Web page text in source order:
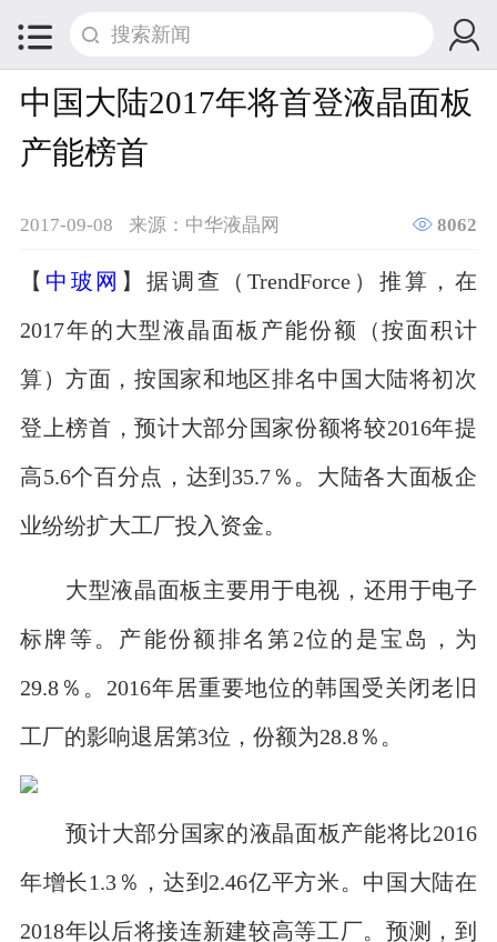
 
中国大陆2017年将首登液晶面板
产能榜首
2017-09-08 来源：中华液晶网  8062
【 中玻网 】据调查（TrendForce）推算，在
2017年的大型液晶面板产能份额（按面积计
算）方面，按国家和地区排名中国大陆将初次
登上榜首，预计大部分国家份额将较2016年提
高5.6个百分点，达到35.7％。大陆各大面板企
业纷纷扩大工厂投入资金。
大型液晶面板主要用于电视，还用于电子
标牌等。产能份额排名第2位的是宝岛，为
29.8％。2016年居重要地位的韩国受关闭老旧
工厂的影响退居第3位，份额为28.8％。
预计大部分国家的液晶面板产能将比2016
年增长1.3％，达到2.46亿平方米。中国大陆在
2018年以后将接连新建较高等工厂。预测，到